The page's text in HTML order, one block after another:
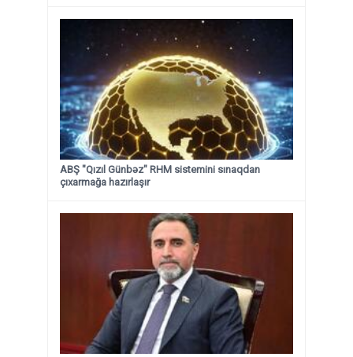
ABŞ "Qızıl Günbəz" RHM sistemini sınaqdan
çıxarmağa hazırlaşır